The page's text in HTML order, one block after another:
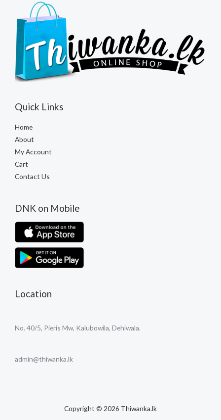
Quick Links
Home
About
My Account
Cart
Contact Us
DNK on Mobile
Location
No. 40/5, Pieris Mw, Kalubowila, Dehiwala.
admin@thiwanka.lk
Copyright © 2026 Thiwanka.lk